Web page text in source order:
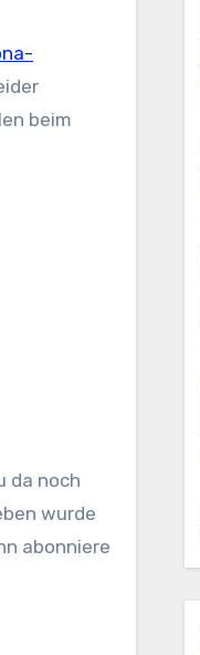
beim
da noch
wurde
abonniere